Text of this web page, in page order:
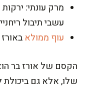
מרק עונתי:
עשבי תיבול
עוף ממולא
הקסם של אורז בר
שלו, אלא גם